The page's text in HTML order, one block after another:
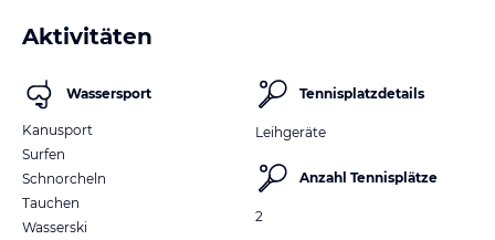
Aktivitäten
Wassersport
Kanusport
Surfen
Schnorcheln
Tauchen
Wasserski
Tennisplatzdetails
Leihgeräte
Anzahl Tennisplätze
2